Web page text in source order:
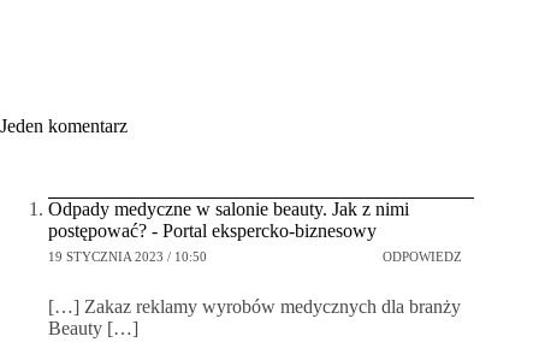
Jeden komentarz
Odpady medyczne w salonie beauty. Jak z nimi
postępować? - Portal ekspercko-biznesowy
19 STYCZNIA 2023 / 10:50 ODPOWIEDZ
[…] Zakaz reklamy wyrobów medycznych dla branży
Beauty […]